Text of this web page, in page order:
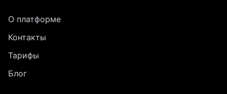
О платформе
Контакты
Тарифы
Блог